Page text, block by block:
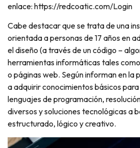
enlace: https://redcoatic.com/Login
Cabe destacar que se trata de una
orientada a personas de 17 años en
el diseño (a través de un código –
herramientas informáticas tales
o páginas web. Según informan en la
a adquirir conocimientos básicos
lenguajes de programación,
diversos y soluciones tecnológicas a
estructurado, lógico y creativo.